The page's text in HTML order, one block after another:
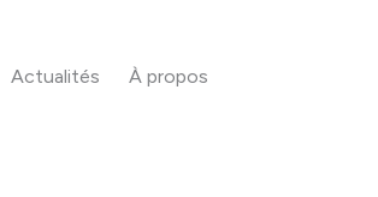
Actualités À propos